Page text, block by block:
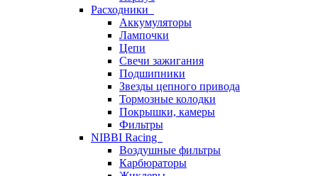
Расходники
Аккумуляторы
Лампочки
Цепи
Свечи зажигания
Подшипники
Звезды цепного привода
Тормозные колодки
Покрышки, камеры
Фильтры
NIBBI Racing
Воздушные фильтры
Карбюраторы